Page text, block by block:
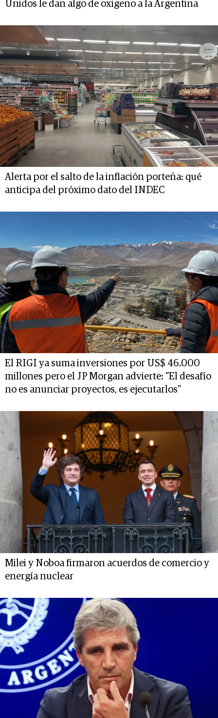
Unidos le dan algo de oxigeno a la Argentina
Alerta por el salto de la inflación porteña: qué
anticipa del próximo dato del INDEC
El RIGI ya suma inversiones por US$ 46.000
millones pero el JP Morgan advierte: "El desafío
no es anunciar proyectos, es ejecutarlos"
Milei y Noboa firmaron acuerdos de comercio y
energía nuclear